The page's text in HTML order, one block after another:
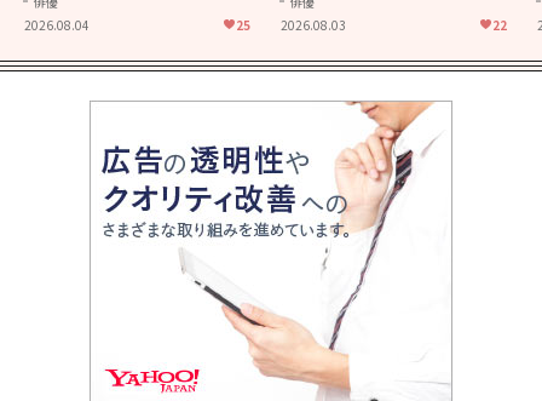
た映画「あの花が咲く丘で、
2026.08.04
25
食堂」にも通じる静かな芝居
2026.08.03
22